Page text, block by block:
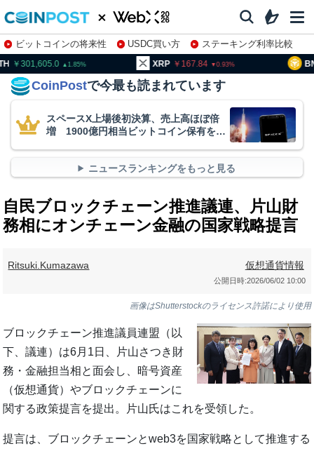
ビットコインの将来性 USDC買い方
ステーキング利率比較
株特集・関連銘柄
1.85 XRP 167.84 0.93 BNB
CoinPostで今最も読まれています
スペースX上場後初決算、売上高ほぼ倍
増 1900億円相当ビットコイン保有を継
ニュースランキングをもっと見る
自民ブロックチェーン推進議連、片山財
務相にオンチェーン金融の国家戦略提言
Ritsuki.Kumazawa 仮想通貨情報
公開日時:2026/06/02 10:00
画像はShutterstockのライセンス許諾により使用
ブロックチェーン推進議員連盟（以
下、議連）は6月1日、片山さつき財
務・金融担当相と面会し、暗号資産
（仮想通貨）やブロックチェーンに
関する政策提言を提出。片山氏はこれを受領した。
提言は、ブロックチェーンとweb3を国家戦略として推進する